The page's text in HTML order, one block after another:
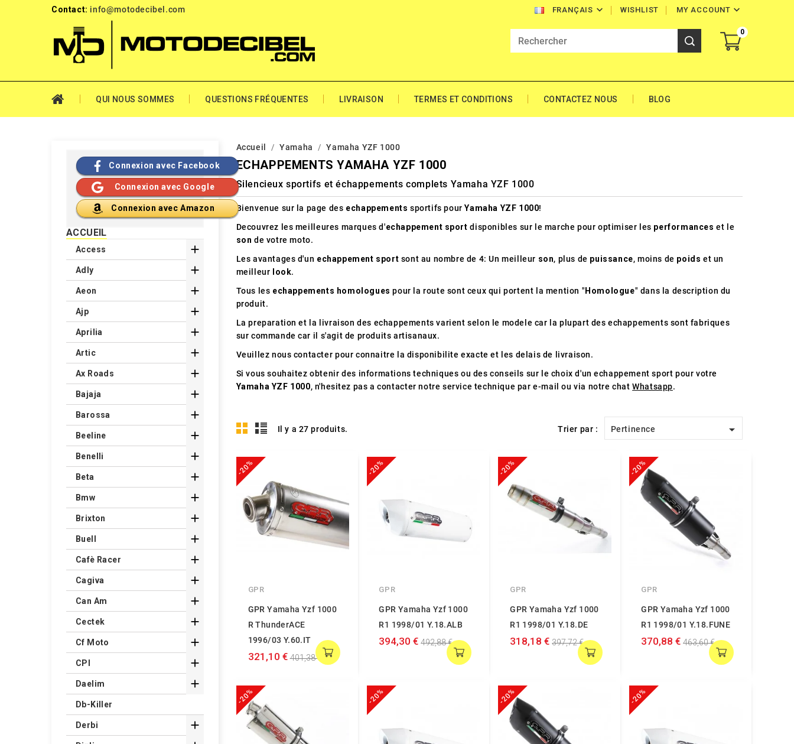
Contact: info@motodecibel.com FRANÇAIS  MY ACCOUNT 
WISHLIST
0
QUI NOUS SOMMES QUESTIONS FRÉQUENTES LIVRAISON TERMES ET CONDITIONS CONTACTEZ NOUS BLOG
Accueil Yamaha Yamaha YZF 1000
ECHAPPEMENTS YAMAHA YZF 1000
Silencieux sportifs et échappements complets Yamaha YZF 1000
Bienvenue sur la page des echappements sportifs pourYamaha YZF 1000!
Decouvrez les meilleures marques d'echappement sport disponibles sur le marche pour optimiser les performances et le
son de votre moto.
Les avantages d'un echappement sport sont au nombre de 4: Un meilleur son, plus de puissance, moins de poids et un
meilleur look.
Tous les echappements homologues pour la route sont ceux qui portent la mention "Homologue" dans la description du
produit.
La preparation et la livraison des echappements varient selon le modele car la plupart des echappements sont fabriques
sur commande car il s'agit de produits artisanaux.
Veuillez nous contacter pour connaitre la disponibilite exacte et les delais de livraison.
Si vous souhaitez obtenir des informations techniques ou des conseils sur le choix d'un echappement sport pour votre
Yamaha YZF 1000, n'hesitez pas a contacter notre service technique par e-mail ou via notre chatWhatsapp.
Il y a 27 produits. Trier par : Pertinence 
-20%
GPR
GPR Yamaha Yzf 1000
R ThunderACE
1996/03 Y.60.IT
321,10 € 401,38 €
-20%
GPR
GPR Yamaha Yzf 1000
R1 1998/01 Y.18.ALB
394,30 € 492,88 €
-20%
GPR
GPR Yamaha Yzf 1000
R1 1998/01 Y.18.DE
318,18 € 397,72 €
-20%
GPR
GPR Yamaha Yzf 1000
R1 1998/01 Y.18.FUNE
370,88 € 463,60 €
-20% -20% -20% -20%
Connexion avec Facebook
Connexion avec Google
Connexion avec Amazon
ACCUEIL
Access 
Adly 
Aeon 
Ajp 
Aprilia 
Artic 
Ax Roads 
Bajaja 
Barossa 
Beeline 
Benelli 
Beta 
Bmw 
Brixton 
Buell 
Cafè Racer 
Cagiva 
Can Am 
Cectek 
Cf Moto 
CPI 
Daelim 
Db-Killer
Derbi 